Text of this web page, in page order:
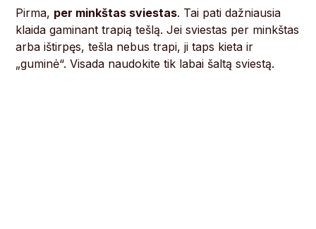
Pirma, per minkštas sviestas. Tai pati dažniausia
klaida gaminant trapią tešlą. Jei sviestas per minkštas
arba ištirpęs, tešla nebus trapi, ji taps kieta ir
„guminė“. Visada naudokite tik labai šaltą sviestą.